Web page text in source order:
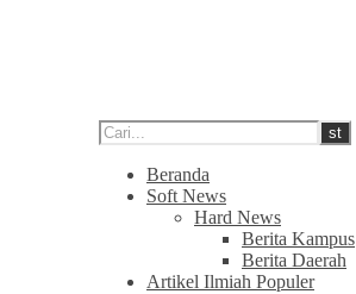
Beranda
Soft News
Hard News
Berita Kampus
Berita Daerah
Artikel Ilmiah Populer